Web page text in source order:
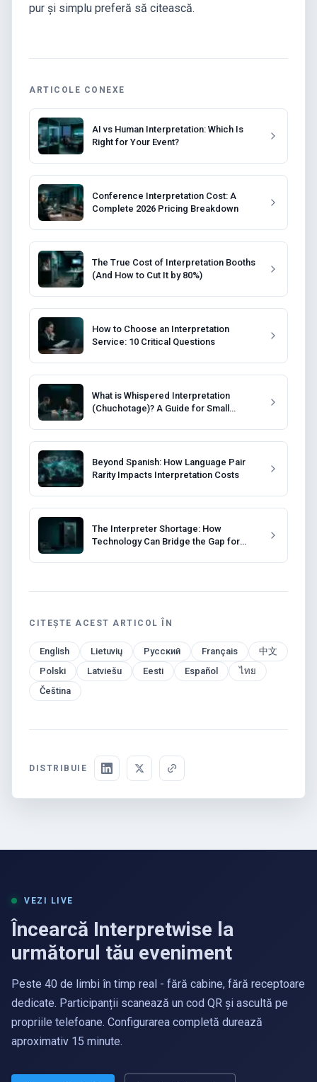
pur și simplu preferă să citească.
ARTICOLE CONEXE
AI vs Human Interpretation: Which Is
Right for Your Event?
Conference Interpretation Cost: A
Complete 2026 Pricing Breakdown
The True Cost of Interpretation Booths
(And How to Cut It by 80%)
How to Choose an Interpretation
Service: 10 Critical Questions
What is Whispered Interpretation
(Chuchotage)? A Guide for Small
Beyond Spanish: How Language Pair
Rarity Impacts Interpretation Costs
The Interpreter Shortage: How
Technology Can Bridge the Gap for
CITEȘTE ACEST ARTICOL ÎN
English Lietuvių Русский Français
中文
Polski
Latviešu Eesti Español
ไทย
Čeština
DISTRIBUIE
VEZI LIVE
Încearcă Interpretwise la
următorul tău eveniment
Peste 40 de limbi în timp real - fără cabine, fără receptoare
dedicate. Participanții scanează un cod QR și ascultă pe
propriile telefoane. Configurarea completă durează
aproximativ 15 minute.